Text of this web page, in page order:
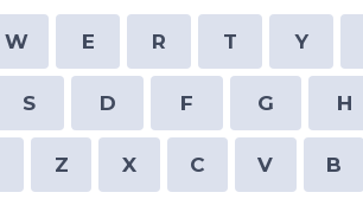
W E R T Y
S D F G H
Z X C V B